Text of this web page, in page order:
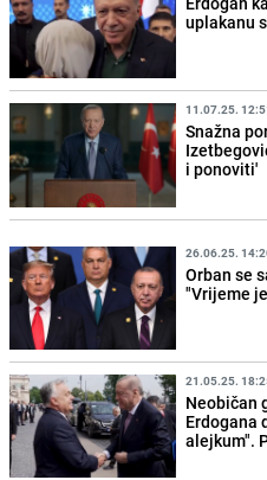
uplakanu
11.07.25.
Snažna
i ponoviti'
26.06.25.
Orban se
"Vrijeme
21.05.25.
Neobičan
Erdogana
alejkum".